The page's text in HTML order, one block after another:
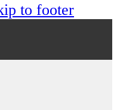
to footer